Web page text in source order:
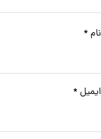
نام *
ایمیل *